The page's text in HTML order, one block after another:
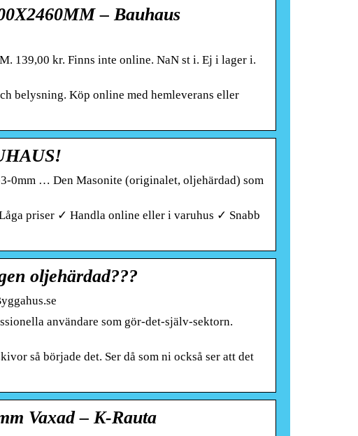
– Bauhaus
139,00 kr. Finns inte online. NaN st i. Ej i lager i.
belysning. Köp online med hemleverans eller
0mm … Den Masonite (originalet, oljehärdad) som
priser ✓ Handla online eller i varuhus ✓ Snabb
oljehärdad???
användare som gör-det-själv-sektorn.
så började det. Ser då som ni också ser att det
Vaxad – K-Rauta